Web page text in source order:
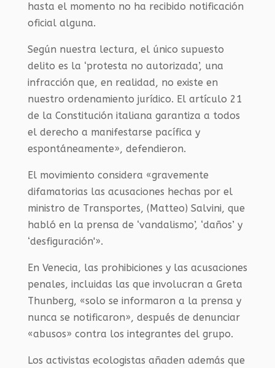
hasta el momento no ha recibido notificación
oficial alguna.
Según nuestra lectura, el único supuesto
delito es la ‘protesta no autorizada’, una
infracción que, en realidad, no existe en
nuestro ordenamiento jurídico. El artículo 21
de la Constitución italiana garantiza a todos
el derecho a manifestarse pacífica y
espontáneamente», defendieron.
El movimiento considera «gravemente
difamatorias las acusaciones hechas por el
ministro de Transportes, (Matteo) Salvini, que
habló en la prensa de ‘vandalismo’, ‘daños’ y
‘desfiguración'».
En Venecia, las prohibiciones y las acusaciones
penales, incluidas las que involucran a Greta
Thunberg, «solo se informaron a la prensa y
nunca se notificaron», después de denunciar
«abusos» contra los integrantes del grupo.
Los activistas ecologistas añaden además que